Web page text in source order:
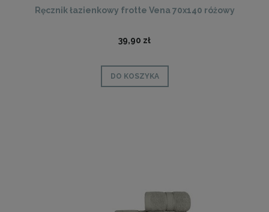
Ręcznik łazienkowy frotte Vena 70x140 różowy
39,90 zł
DO KOSZYKA